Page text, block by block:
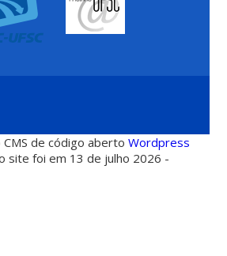
CMS de código abertoWordpress
site foi em 13 de julho 2026 -